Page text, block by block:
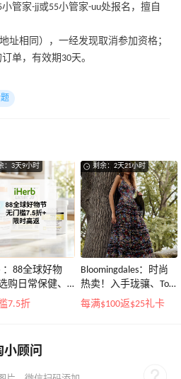
管家-jj或55小管家-uu处报名，擅自
址相同），一经发现取消参加资格；
单，有效期30天。
：3天9小时
：88全球好物
购日常保健、
剂、护肤洗护
7.5折
剩余：2天21小时
Bloomingdales：时尚
热卖！入手珑骧、Tory
Burch、拉夫劳伦等
每满$100返$25礼卡
小顾问